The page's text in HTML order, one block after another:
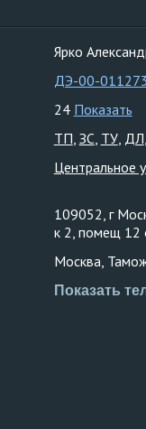
Ярко
ДЭ-00-
24 Показать
ТП ЗС ТУ ДЛ
Центральное
109052, г
к 2, помещ 12
Москва,
Показать